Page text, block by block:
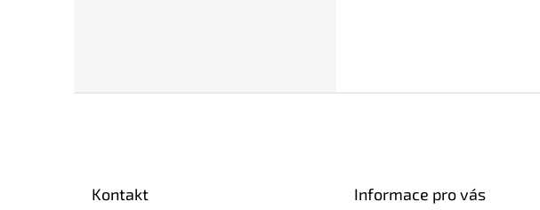
Kontakt
Informace pro vás